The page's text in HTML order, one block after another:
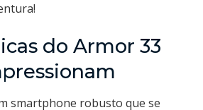
do Armor 33
smartphone robusto que se